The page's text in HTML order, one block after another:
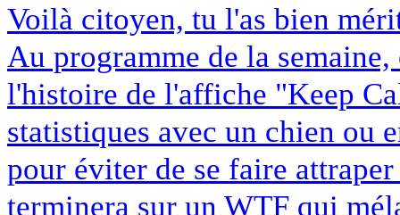
Voilà citoyen, tu l'as bien
Au programme de la
l'histoire de l'affiche "Keep
statistiques avec un chien ou
pour éviter de se faire
terminera sur un WTF qui